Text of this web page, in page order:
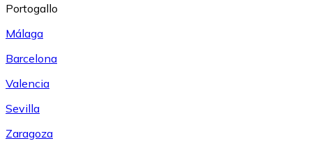
Portogallo
Málaga
Barcelona
Valencia
Sevilla
Zaragoza